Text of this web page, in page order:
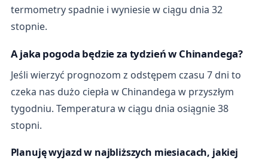
termometry spadnie i wyniesie w ciągu dnia 32
stopnie.
A jaka pogoda będzie za tydzień w Chinandega?
Jeśli wierzyć prognozom z odstępem czasu 7 dni to
czeka nas dużo ciepła w Chinandega w przyszłym
tygodniu. Temperatura w ciągu dnia osiągnie 38
stopni.
Planuję wyjazd w najbliższych miesiacach, jakiej